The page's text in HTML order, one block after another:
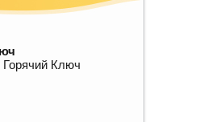
Горячий Ключ